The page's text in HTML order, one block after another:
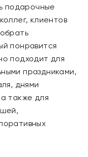
подарочные
клиентов
понравится
подходит для
праздниками,
днями
также для